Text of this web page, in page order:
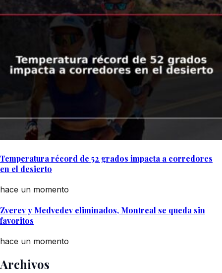
Temperatura récord de 52 grados impacta a corredores
en el desierto
hace un momento
Zverev y Medvedev eliminados, Montreal se queda sin
favoritos
hace un momento
Archivos